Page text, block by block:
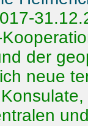
der
neue